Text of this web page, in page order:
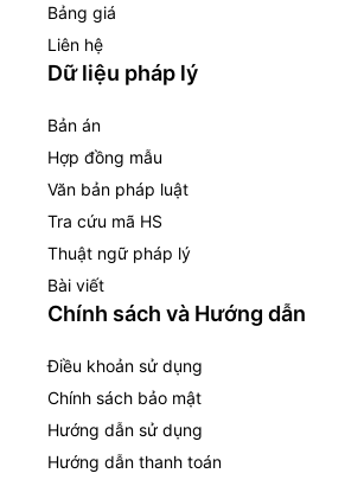
Bảng giá
Liên hệ
Dữ liệu pháp lý
Bản án
Hợp đồng mẫu
Văn bản pháp luật
Tra cứu mã HS
Thuật ngữ pháp lý
Bài viết
Chính sách và Hướng dẫn
Điều khoản sử dụng
Chính sách bảo mật
Hướng dẫn sử dụng
Hướng dẫn thanh toán